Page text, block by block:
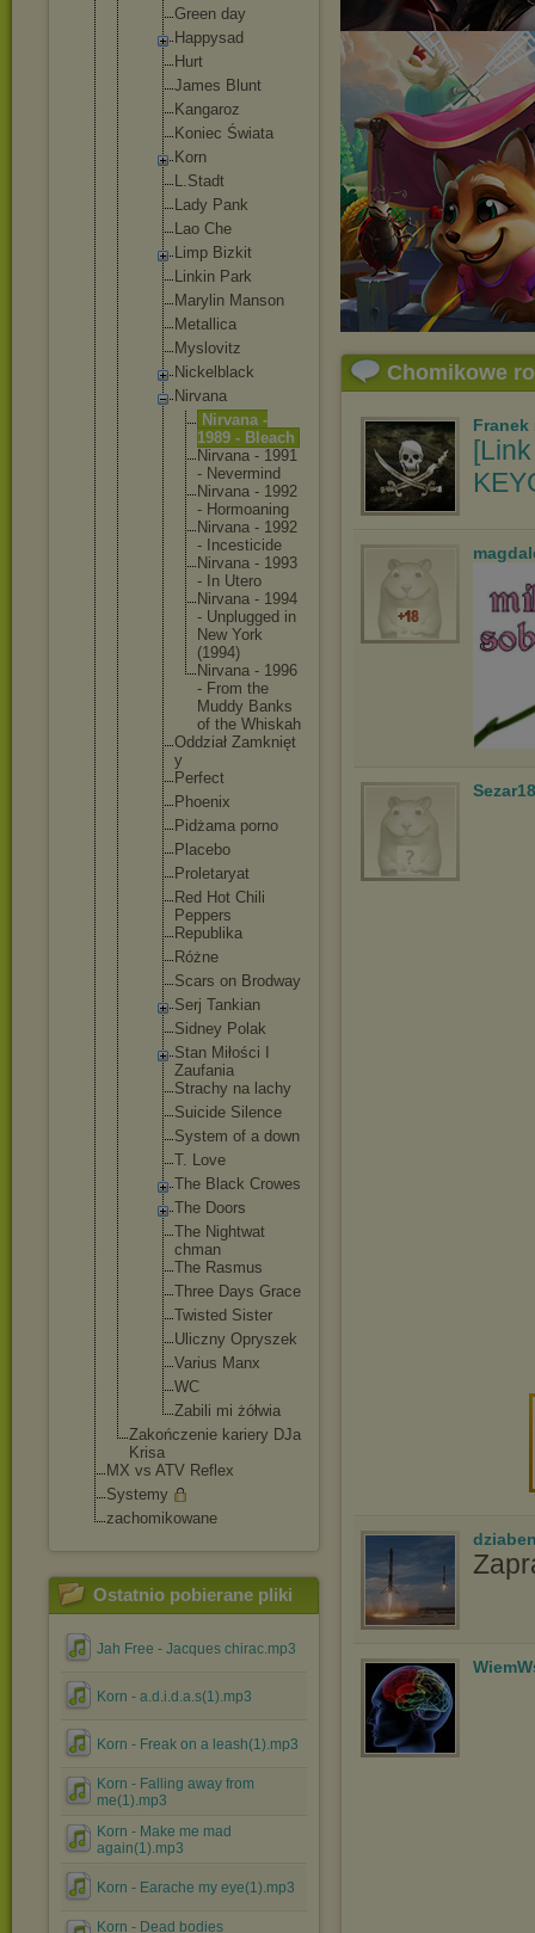
Green day
Happysad
Hurt
James Blunt
Kangaroz
Koniec Świata
Korn
L.Stadt
Lady Pank
Lao Che
Limp Bizkit
Linkin Park
Marylin Manson
Metallica
Myslovitz
Nickelbl ack
Nirvana
Nirvana -
1989 - Bleach
Nirvana - 1991
- Nevermind
Nirvana - 1992
- Hormoaning
Nirvana - 1992
- Incesticide
Nirvana - 1993
- In Utero
Nirvana - 1994
- Unplugged in
New York
(1994)
Nirvana - 1996
- From the
Muddy Banks
of the Whiskah
Oddział Zamknięt
y
Perfect
Phoenix
Pidżama porno
Placebo
Proletaryat
Red Hot Chili
Peppers
Republika
Różne
Scars on Brodway
Serj Tankian
Sidney Polak
Stan Miłości I
Zaufania
Strachy na lachy
Suicide Silence
System of a down
T. Love
The Black Crowes
The Doors
The Nightwat
chman
The Rasmus
Three Days Grace
Twisted Sister
Uliczny Opryszek
Varius Manx
WC
Zabili mi żółwia
Zakończenie kariery DJa
Krisa
MX vs ATV Reflex
Systemy
zachomikowane
Ostatnio pobierane pliki
Jah Free - Jacques chirac.mp3
Korn - a.d.i.d.a.s(1).mp3
Korn - Freak on a leash(1).mp3
Korn - Falling away from
me(1).mp3
Korn - Make me mad
again(1).mp3
Korn - Earache my eye(1).mp3
Korn - Dead bodies
Chomikowe
Franek
Sezar18